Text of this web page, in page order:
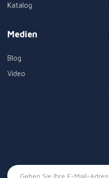
Katalog
Medien
Blog
Video